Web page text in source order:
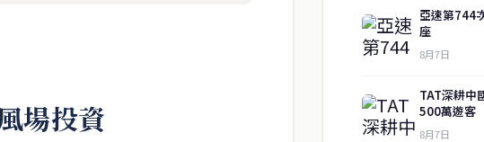
場投資
亞速第744
座
8月7日
TAT深耕中
500萬遊客
8月7日